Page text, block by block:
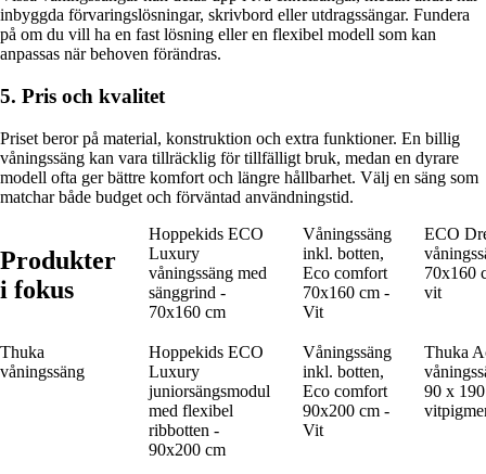
inbyggda förvaringslösningar, skrivbord eller utdragssängar. Fundera
på om du vill ha en fast lösning eller en flexibel modell som kan
anpassas när behoven förändras.
5. Pris och kvalitet
Priset beror på material, konstruktion och extra funktioner. En billig
våningssäng kan vara tillräcklig för tillfälligt bruk, medan en dyrare
modell ofta ger bättre komfort och längre hållbarhet. Välj en säng som
matchar både budget och förväntad användningstid.
Produkter
i fokus
Hoppekids ECO
Luxury
våningssäng med
sänggrind -
70x160 cm
Våningssäng
inkl. botten,
Eco comfort
70x160 cm -
Vit
ECO
70x160
vit
Thuka
våningssäng
Hoppekids ECO
Luxury
juniorsängsmodul
med flexibel
ribbotten -
90x200 cm
Våningssäng
inkl. botten,
Eco comfort
90x200 cm -
Vit
Thuka
90 x